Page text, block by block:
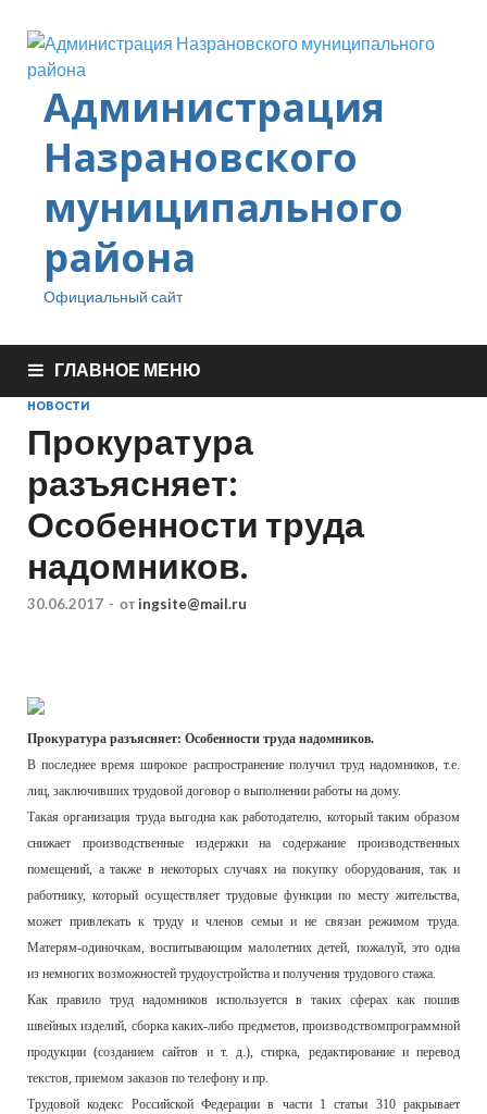
Администрация
Назрановского
муниципального
района
Официальный сайт
ГЛАВНОЕ МЕНЮ
НОВОСТИ
Прокуратура
разъясняет:
Особенности труда
надомников.
30.06.2017 - от ingsite@mail.ru
Прокуратура разъясняет: Особенности труда надомников.
В последнее время широкое распространение получил труд надомников, т.е.
лиц, заключивших трудовой договор о выполнении работы на дому.
Такая организация труда выгодна как работодателю, который таким образом
снижает производственные издержки на содержание производственных
помещений, а также в некоторых случаях на покупку оборудования, так и
работнику, который осуществляет трудовые функции по месту жительства,
может привлекать к труду и членов семьи и не связан режимом труда.
Матерям-одиночкам, воспитывающим малолетних детей, пожалуй, это одна
из немногих возможностей трудоустройства и получения трудового стажа.
Как правило труд надомников используется в таких сферах как пошив
швейных изделий, сборка каких-либо предметов, производствомпрограммной
продукции (созданием сайтов и т. д.), стирка, редактирование и перевод
текстов, приемом заказов по телефону и пр.
Трудовой кодекс Российской Федерации в части 1 статьи 310 ракрывает